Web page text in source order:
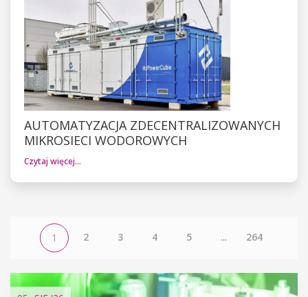
AUTOMATYZACJA ZDECENTRALIZOWANYCH
MIKROSIECI WODOROWYCH
Czytaj więcej…
1 2 3 4 5 ... 264